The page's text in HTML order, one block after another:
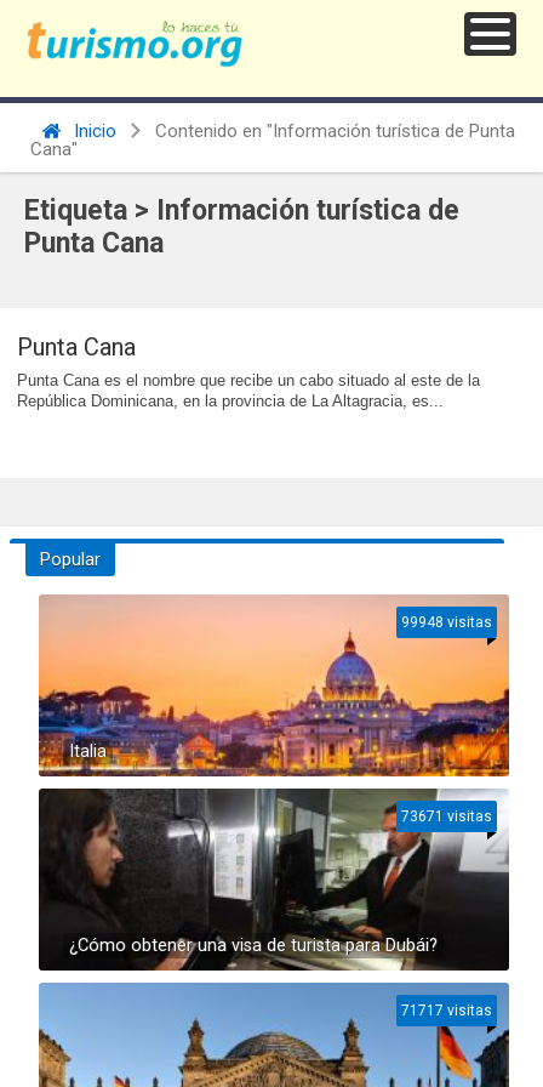
Inicio
Contenido en "Información turística de Punta
Cana"
Etiqueta > Información turística de
Punta Cana
Punta Cana
Punta Cana es el nombre que recibe un cabo situado al este de la
República Dominicana, en la provincia de La Altagracia, es...
Popular
Italia
99948 visitas
¿Cómo obtener una visa de turista para Dubái?
73671 visitas
71717 visitas